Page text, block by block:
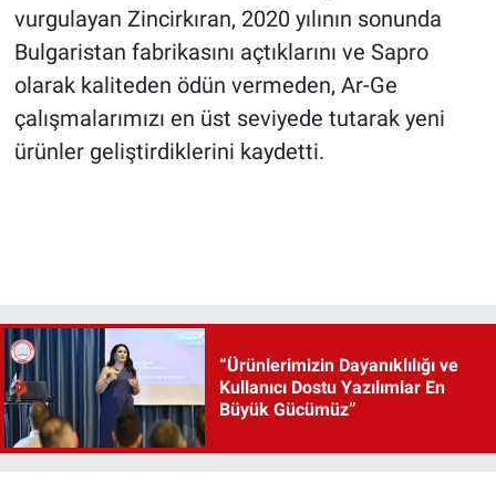
vurgulayan Zincirkıran, 2020 yılının sonunda
Bulgaristan fabrikasını açtıklarını ve Sapro
olarak kaliteden ödün vermeden, Ar-Ge
çalışmalarımızı en üst seviyede tutarak yeni
ürünler geliştirdiklerini kaydetti.
“Ürünlerimizin Dayanıklılığı ve
Kullanıcı Dostu Yazılımlar En
Büyük Gücümüz”